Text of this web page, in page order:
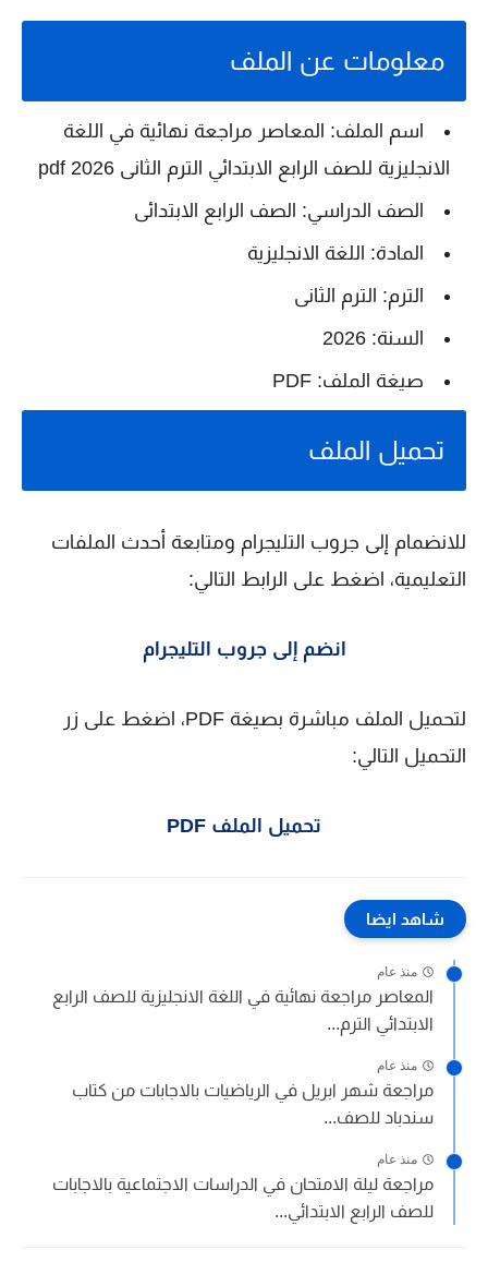
معلومات عن الملف
اسم الملف: المعاصر مراجعة نهائية في اللغة
الانجليزية للصف الرابع الابتدائي الترم الثانى 2026 pdf
الصف الدراسي: الصف الرابع الابتدائى
المادة: اللغة الانجليزية
الترم: الترم الثانى
السنة:
صيغة الملف:
تحميل الملف
للانضمام إلى جروب التليجرام ومتابعة أحدث الملفات
التعليمية، اضغط على الرابط التالي:
انضم إلى جروب التليجرام
لتحميل الملف مباشرة بصيغة PDF، اضغط على زر
التحميل التالي:
تحميل الملف PDF
شاهد ايضا
منذ عام
المعاصر مراجعة نهائية في اللغة الانجليزية للصف الرابع
الابتدائي الترم...
منذ عام
مراجعة شهر ابريل في الرياضيات بالاجابات من كتاب
سندباد للصف...
منذ عام
مراجعة ليلة الامتحان في الدراسات الاجتماعية بالاجابات
للصف الرابع الابتدائي...